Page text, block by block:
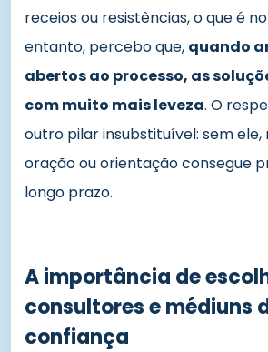
receios ou resistências, o que é
entanto, percebo que, quando
abertos ao processo, as
com muito mais leveza. O
outro pilar insubstituível: sem ele,
oração ou orientação consegue
longo prazo.
A importância de
consultores e médiuns
confiança